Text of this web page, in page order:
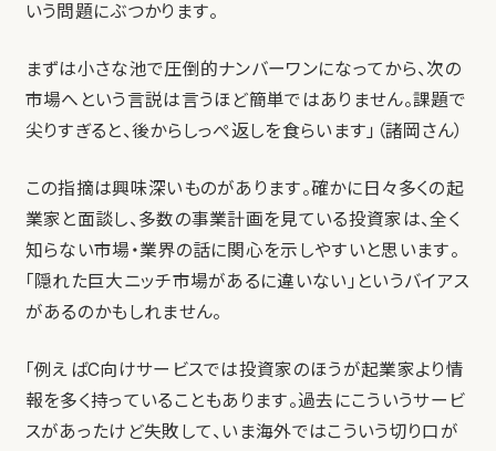
いう問題にぶつかります。
まずは小さな池で圧倒的ナンバーワンになってから、次の
市場へという言説は言うほど簡単ではありません。課題で
尖りすぎると、後からしっぺ返しを食らいます」（諸岡さん）
この指摘は興味深いものがあります。確かに日々多くの起
業家と面談し、多数の事業計画を見ている投資家は、全く
知らない市場・業界の話に関心を示しやすいと思います。
「隠れた巨大ニッチ市場があるに違いない」というバイアス
があるのかもしれません。
「例えばC向けサービスでは投資家のほうが起業家より情
報を多く持っていることもあります。過去にこういうサービ
スがあったけど失敗して、いま海外ではこういう切り口が